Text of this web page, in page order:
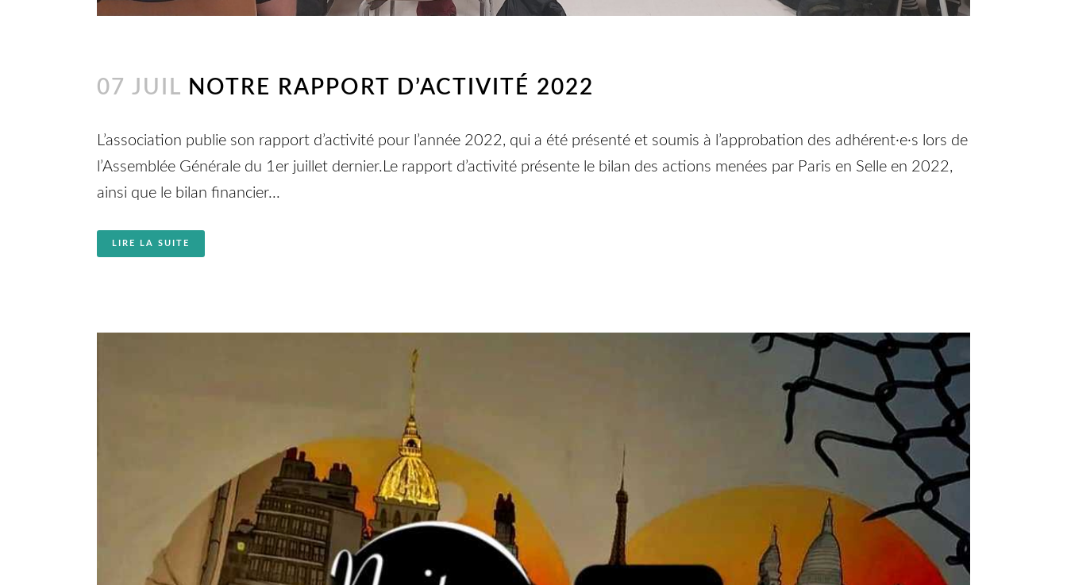
07 JUIL NOTRE RAPPORT D’ACTIVITÉ 2022
L’association publie son rapport d’activité pour l’année 2022, qui a été présenté et soumis à l’approbation des adhérent·e·s lors de
l’Assemblée Générale du 1er juillet dernier.Le rapport d’activité présente le bilan des actions menées par Paris en Selle en 2022,
ainsi que le bilan financier...
LIRE LA SUITE